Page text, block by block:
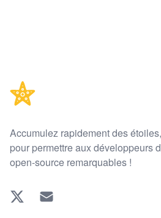
Accumulez rapidement des
pour permettre aux développeurs
open-source remarquables !
Twitter EMAIL